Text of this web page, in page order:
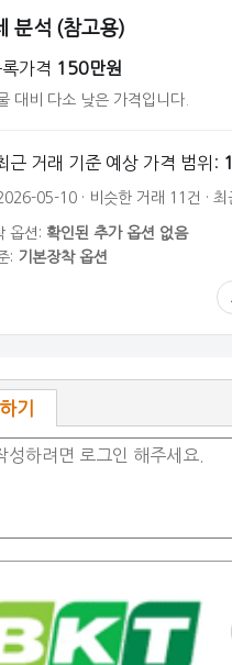
분석 (참고용)
가격 150만원
대비 다소 낮은 가격입니다.
근 거래 기준 예상 가격 범위:
05-10 · 비슷한 거래 11건 ·
옵션: 확인된 추가 옵션 없음
: 기본장착 옵션
기